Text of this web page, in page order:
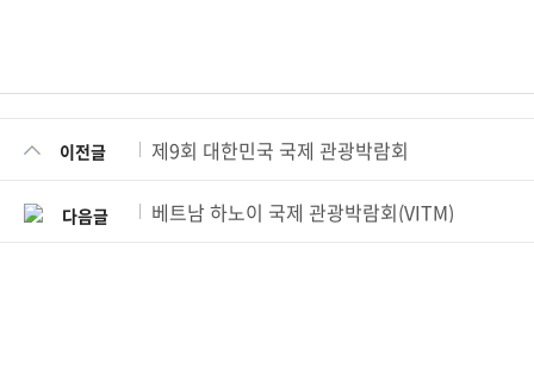
이전글 제9회 대한민국 국제 관광박람회
베트남 하노이 국제 관광박람회(VITM)
다음글